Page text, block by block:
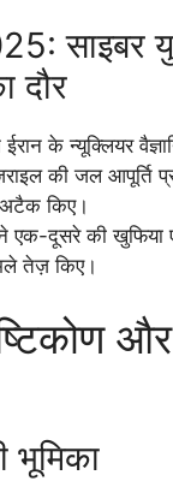
साइबर
दौर
के न्यूक्लियर
की जल आपूर्ति
अटैक किए।
एक-दूसरे की खुफिया
तेज़ किए।
भूमिका